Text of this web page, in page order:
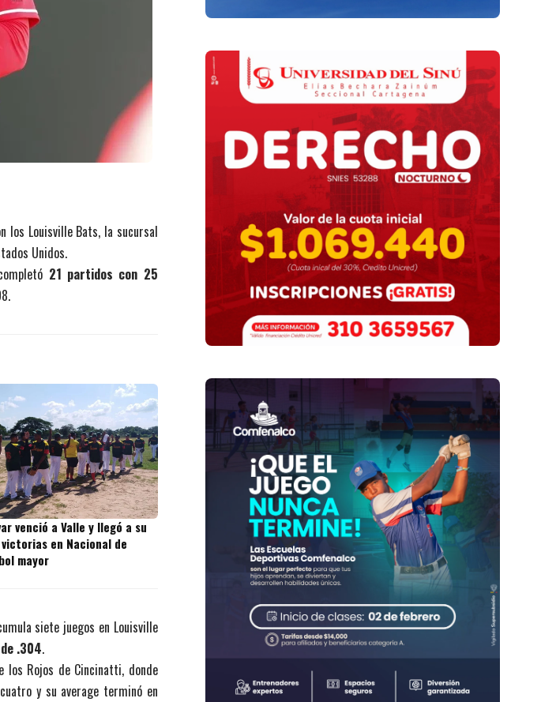
los Louisville Bats, la sucursal
Unidos.
21 partidos con 25
venció a Valle y llegó a su
en Nacional de
mayor
siete juegos en Louisville
.304.
Rojos de Cincinatti, donde
y su average terminó en